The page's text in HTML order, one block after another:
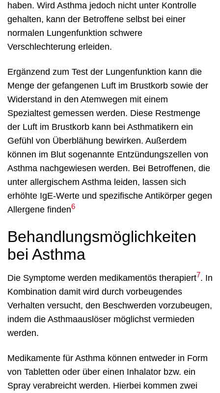
haben. Wird Asthma jedoch nicht unter Kontrolle
gehalten, kann der Betroffene selbst bei einer
normalen Lungenfunktion schwere
Verschlechterung erleiden.
Ergänzend zum Test der Lungenfunktion kann die
Menge der gefangenen Luft im Brustkorb sowie der
Widerstand in den Atemwegen mit einem
Spezialtest gemessen werden. Diese Restmenge
der Luft im Brustkorb kann bei Asthmatikern ein
Gefühl von Überblähung bewirken. Außerdem
können im Blut sogenannte Entzündungszellen von
Asthma nachgewiesen werden. Bei Betroffenen, die
unter allergischem Asthma leiden, lassen sich
erhöhte IgE-Werte und spezifische Antikörper gegen
Allergene finden6
Behandlungsmöglichkeiten
bei Asthma
Die Symptome werden medikamentös therapiert7. In
Kombination damit wird durch vorbeugendes
Verhalten versucht, den Beschwerden vorzubeugen,
indem die Asthmaauslöser möglichst vermieden
werden.
Medikamente für Asthma können entweder in Form
von Tabletten oder über einen Inhalator bzw. ein
Spray verabreicht werden. Hierbei kommen zwei